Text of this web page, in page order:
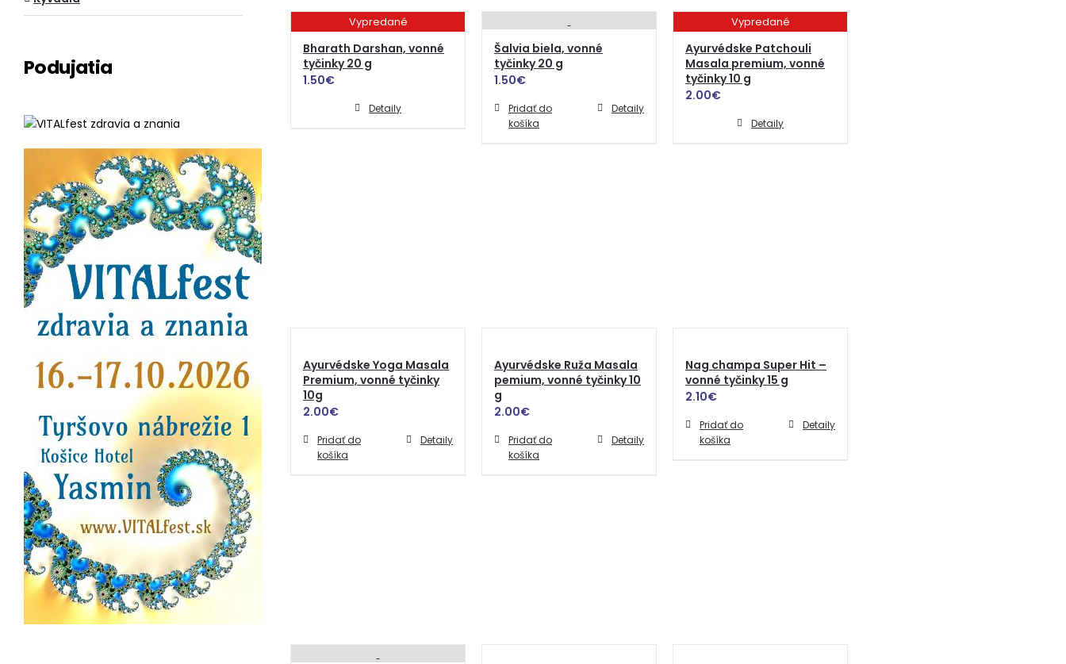
Vypredané
Bharath Darshan, vonné
tyčinky 20 g
1.50€
Detaily
Šalvia biela, vonné
tyčinky 20 g
1.50€
Pridať do
košíka
Detaily
Vypredané
Ayurvédske Patchouli
Masala premium, vonné
tyčinky 10 g
2.00€
Detaily
Ayurvédske Yoga Masala
Premium, vonné tyčinky
10g
2.00€
Pridať do
košíka
Detaily
Ayurvédske Ruža Masala
pemium, vonné tyčinky 10
g
2.00€
Pridať do
košíka
Detaily
Nag champa Super Hit –
vonné tyčinky 15 g
2.10€
Pridať do
košíka
Detaily
Podujatia